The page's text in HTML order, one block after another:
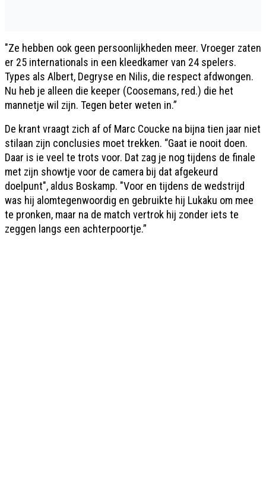
"Ze hebben ook geen persoonlijkheden meer. Vroeger zaten
er 25 internationals in een kleedkamer van 24 spelers.
Types als Albert, Degryse en Nilis, die respect afdwongen.
Nu heb je alleen die keeper (Coosemans, red.) die het
mannetje wil zijn. Tegen beter weten in.”
De krant vraagt zich af of Marc Coucke na bijna tien jaar niet
stilaan zijn conclusies moet trekken. “Gaat ie nooit doen.
Daar is ie veel te trots voor. Dat zag je nog tijdens de finale
met zijn showtje voor de camera bij dat afgekeurd
doelpunt", aldus Boskamp. "Voor en tijdens de wedstrijd
was hij alomtegenwoordig en gebruikte hij Lukaku om mee
te pronken, maar na de match vertrok hij zonder iets te
zeggen langs een achterpoortje.”